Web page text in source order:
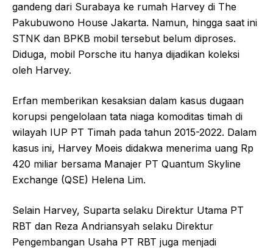
gandeng dari Surabaya ke rumah Harvey di The
Pakubuwono House Jakarta. Namun, hingga saat ini
STNK dan BPKB mobil tersebut belum diproses.
Diduga, mobil Porsche itu hanya dijadikan koleksi
oleh Harvey.
Erfan memberikan kesaksian dalam kasus dugaan
korupsi pengelolaan tata niaga komoditas timah di
wilayah IUP PT Timah pada tahun 2015-2022. Dalam
kasus ini, Harvey Moeis didakwa menerima uang Rp
420 miliar bersama Manajer PT Quantum Skyline
Exchange (QSE) Helena Lim.
Selain Harvey, Suparta selaku Direktur Utama PT
RBT dan Reza Andriansyah selaku Direktur
Pengembangan Usaha PT RBT juga menjadi